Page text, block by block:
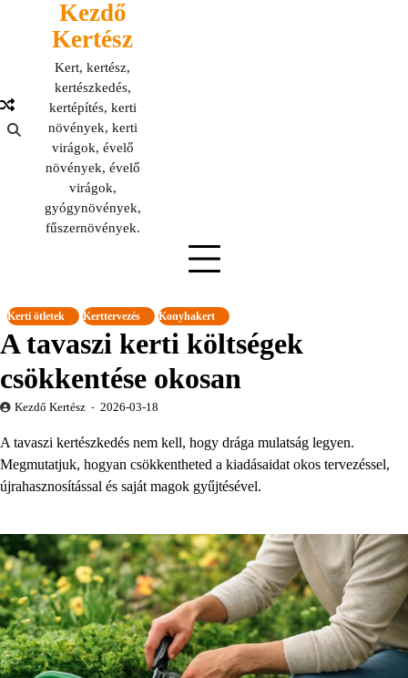
Kezdő
Kertész
Kert, kertész,
kertészkedés,
kertépítés, kerti
növények, kerti
virágok, évelő
növények, évelő
virágok,
gyógynövények,
fűszernövények.
Kerti ötletek Kerttervezés Konyhakert
A tavaszi kerti költségek
csökkentése okosan
Kezdő Kertész 2026-03-18
A tavaszi kertészkedés nem kell, hogy drága mulatság legyen.
Megmutatjuk, hogyan csökkentheted a kiadásaidat okos tervezéssel,
újrahasznosítással és saját magok gyűjtésével.